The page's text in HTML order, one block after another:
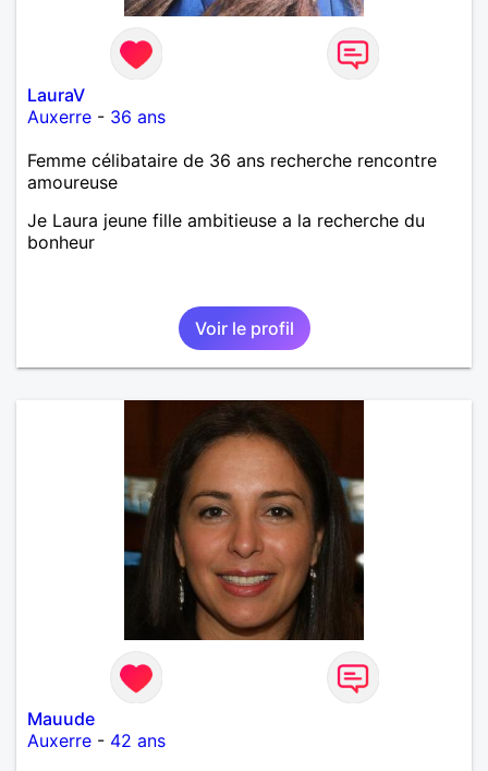
LauraV
Auxerre - 36 ans
Femme célibataire de 36 ans recherche rencontre
amoureuse
Je Laura jeune fille ambitieuse a la recherche du
bonheur
Voir le profil
Mauude
Auxerre - 42 ans